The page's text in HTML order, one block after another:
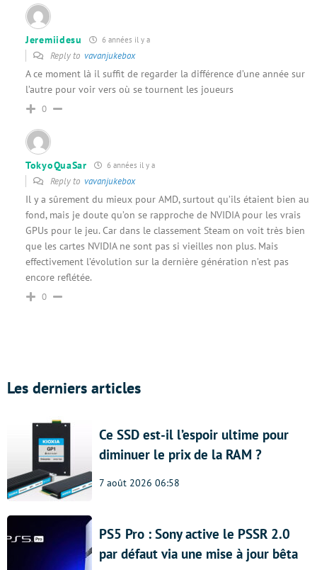
Jeremiidesu 6 années il y a
Reply to vavanjukebox
A ce moment là il suffit de regarder la différence d’une année sur
l’autre pour voir vers où se tournent les joueurs
0
TokyoQuaSar 6 années il y a
Reply to vavanjukebox
Il y a sûrement du mieux pour AMD, surtout qu’ils étaient bien au
fond, mais je doute qu’on se rapproche de NVIDIA pour les vrais
GPUs pour le jeu. Car dans le classement Steam on voit très bien
que les cartes NVIDIA ne sont pas si vieilles non plus. Mais
effectivement l’évolution sur la dernière génération n’est pas
encore reflétée.
0
Les derniers articles
Ce SSD est-il l’espoir ultime pour
diminuer le prix de la RAM ?
7 août 2026 06:58
PS5 Pro : Sony active le PSSR 2.0
par défaut via une mise à jour bêta